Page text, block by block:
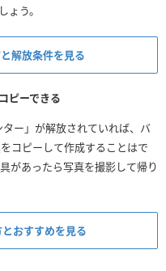
ょう。
解放条件を見る
ピーできる
ー」が解放されていれば、バ
コピーして作成することはで
があったら写真を撮影して帰り
おすすめを見る